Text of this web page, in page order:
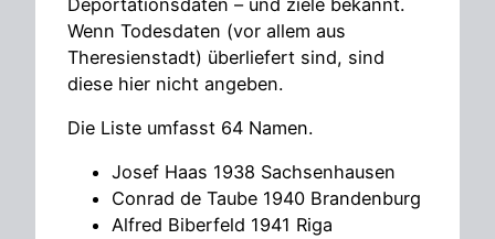
Wenn Todesdaten (vor allem aus
Theresienstadt) überliefert sind, sind
diese hier nicht angeben.
Die Liste umfasst 64 Namen.
Josef Haas 1938 Sachsenhausen
Conrad de Taube 1940 Brandenburg
Alfred Biberfeld 1941 Riga